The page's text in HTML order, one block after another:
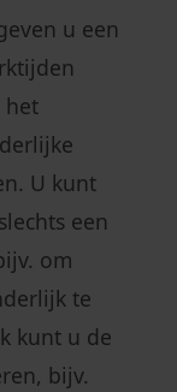
u een
het
U kunt
een
om
te
kunt u de
bijv.